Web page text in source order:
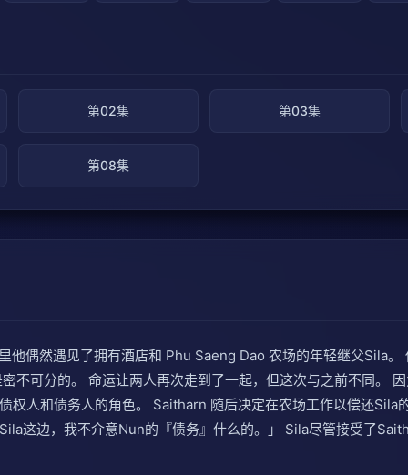
第02集 第03集
第08集
偶然遇见了拥有酒店和 Phu Saeng Dao 农场的年轻继父Sila
不可分的。 命运让两人再次走到了一起，但这次与之前不同。
权人和债务人的角色。 Saitharn 随后决定在农场工作以偿还
这边，我不介意Nun的『债务』什么的。」 Sila尽管接受了